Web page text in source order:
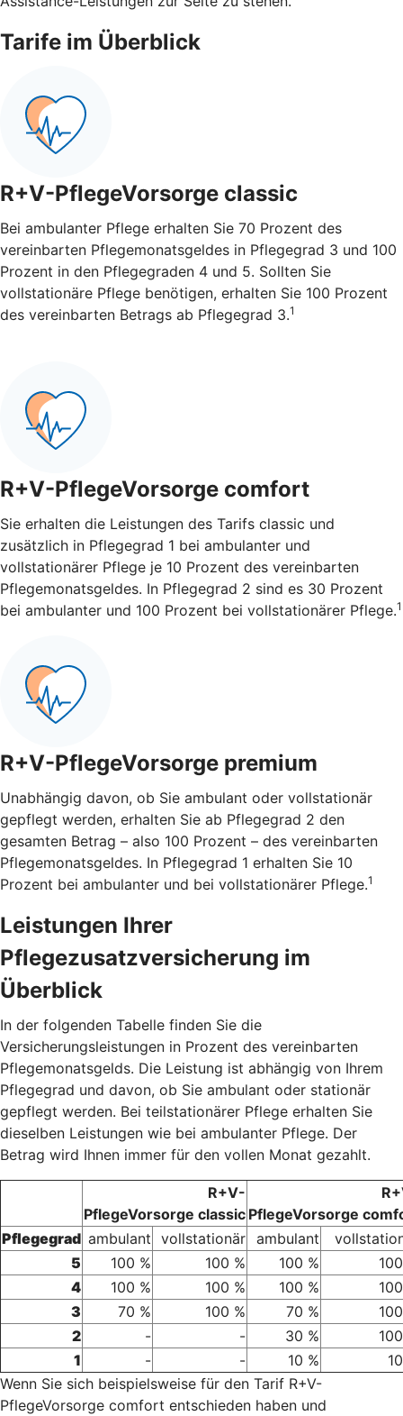
Tarife im Überblick
R+V-PflegeVorsorge classic
Bei ambulanter Pflege erhalten Sie 70 Prozent des
vereinbarten Pflegemonatsgeldes in Pflegegrad 3 und 100
Prozent in den Pflegegraden 4 und 5. Sollten Sie
vollstationäre Pflege benötigen, erhalten Sie 100 Prozent
des vereinbarten Betrags ab Pflegegrad 3.1
R+V-PflegeVorsorge comfort
Sie erhalten die Leistungen des Tarifs classic und
zusätzlich in Pflegegrad 1 bei ambulanter und
vollstationärer Pflege je 10 Prozent des vereinbarten
Pflegemonatsgeldes. In Pflegegrad 2 sind es 30 Prozent
bei ambulanter und 100 Prozent bei vollstationärer Pflege.1
R+V-PflegeVorsorge premium
Unabhängig davon, ob Sie ambulant oder vollstationär
gepflegt werden, erhalten Sie ab Pflegegrad 2 den
gesamten Betrag – also 100 Prozent – des vereinbarten
Pflegemonatsgeldes. In Pflegegrad 1 erhalten Sie 10
Prozent bei ambulanter und bei vollstationärer Pflege.1
Leistungen Ihrer
Pflegezusatzversicherung im
Überblick
In der folgenden Tabelle finden Sie die
Versicherungsleistungen in Prozent des vereinbarten
Pflegemonatsgelds. Die Leistung ist abhängig von Ihrem
Pflegegrad und davon, ob Sie ambulant oder stationär
gepflegt werden. Bei teilstationärer Pflege erhalten Sie
dieselben Leistungen wie bei ambulanter Pflege. Der
Betrag wird Ihnen immer für den vollen Monat gezahlt.
R+V-
PflegeVorsorge classic PflegeVorsorge
Pflegegrad ambulant vollstationär ambulant
5
100 % 100 % 100 %
4
100 % 100 % 100 %
3
70 % 100 % 70 %
2
- - 30 %
1
- - 10 %
Wenn Sie sich beispielsweise für den Tarif R+V-
PflegeVorsorge comfort entschieden haben und